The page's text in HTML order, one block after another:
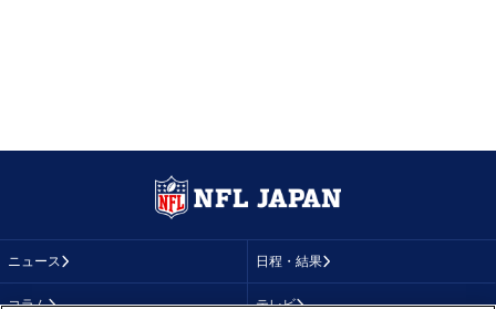
ニュース 日程・結果
コラム テレビ